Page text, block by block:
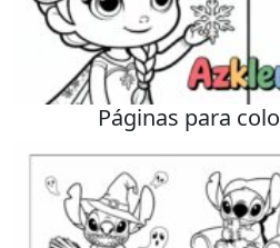
Páginas para